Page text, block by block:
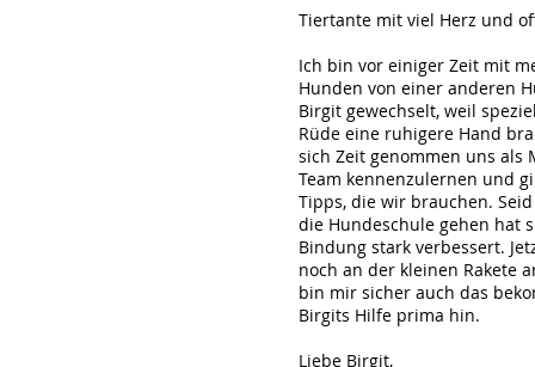
Tiertante mit viel Herz und
Ich bin vor einiger Zeit mit
Hunden von einer anderen
Birgit gewechselt, weil
Rüde eine ruhigere Hand
sich Zeit genommen uns als
Team kennenzulernen und
Tipps, die wir brauchen.
die Hundeschule gehen hat
Bindung stark verbessert.
noch an der kleinen Rakete
bin mir sicher auch das
Birgits Hilfe prima hin.
Liebe Birgit,